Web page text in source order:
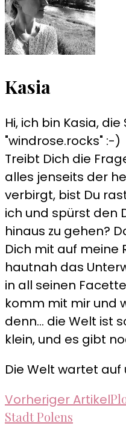
Kasia
Hi, ich bin Kasia,
"windrose.rocks" :-)
Treibt Dich die
alles jenseits der
verbirgt, bist Du
ich und spürst den
hinaus zu gehen?
Dich mit auf meine
hautnah das
in all seinen
komm mit mir und
denn... die Welt ist
klein, und es gibt
Die Welt wartet auf
Vorheriger Artikel
Stadt Polens